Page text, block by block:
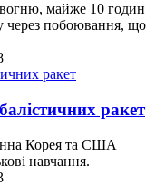
майже 10 годин
через побоювання, що
ракет
Корея та США
навчання.